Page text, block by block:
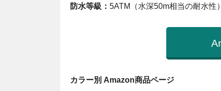
防水等級： 5ATM（水深50m相当の耐水性
カラー別 Amazon商品ページ